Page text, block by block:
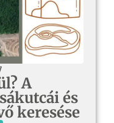
A
és
keresése